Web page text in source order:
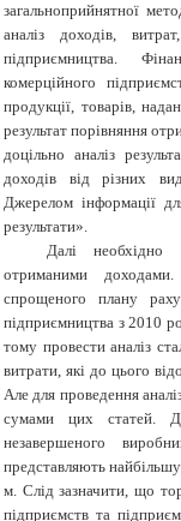
загальноприйнятної
аналіз доходів,
підприємництва.
комерційного
продукції, товарів,
результат порівняння
доцільно аналіз
доходів від різних
Джерелом інформації
результати».
Далі необхідно
отриманими
спрощеного плану
підприємництва з 2010
тому провести аналіз
витрати, які до цього
Але для проведення
сумами цих статей.
незавершеного
представляють
м. Слід зазначити, що
підприємств та